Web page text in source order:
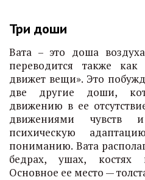
Три доши
Вата – это доша
переводится также
движет вещи». Это
две другие доши,
движению в ее
движениями чувств
психическую
пониманию. Вата
бедрах, ушах, костях
Основное ее место —